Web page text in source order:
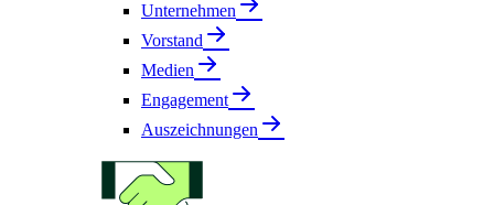
Unternehmen
Vorstand
Medien
Engagement
Auszeichnungen